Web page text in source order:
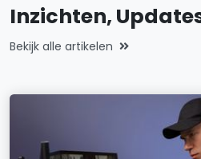
Inzichten,
Bekijk alle artikelen